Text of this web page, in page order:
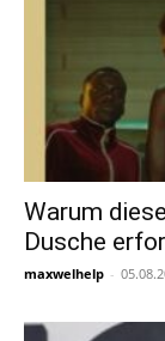
Warum
Dusche
maxwelhelp -